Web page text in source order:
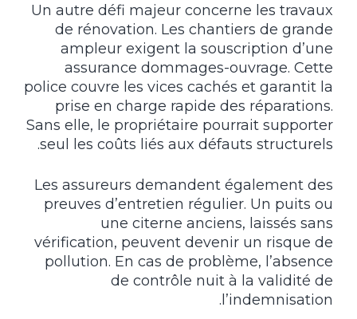
Un autre défi majeur concerne les travaux
de rénovation. Les chantiers de grande
ampleur exigent la souscription d’une
assurance dommages-ouvrage. Cette
police couvre les vices cachés et garantit la
prise en charge rapide des réparations.
Sans elle, le propriétaire pourrait supporter
seul les coûts liés aux défauts structurels.
Les assureurs demandent également des
preuves d’entretien régulier. Un puits ou
une citerne anciens, laissés sans
vérification, peuvent devenir un risque de
pollution. En cas de problème, l’absence
de contrôle nuit à la validité de
l’indemnisation.